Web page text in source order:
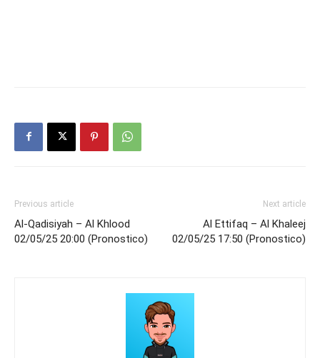
Previous article
Al-Qadisiyah – Al Khlood
02/05/25 20:00 (Pronostico)
Next article
Al Ettifaq – Al Khaleej
02/05/25 17:50 (Pronostico)